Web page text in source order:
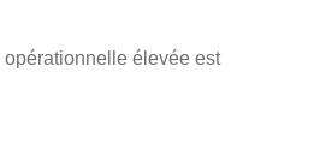
élevée est